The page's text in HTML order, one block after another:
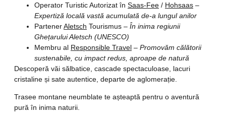
Operator Turistic Autorizat în Saas-Fee / Hohsaas –
Expertiză locală vastă acumulată de-a lungul anilor
PartenerAletsch Tourismus – În inima regiunii
Ghețarului Aletsch (UNESCO)
Membru al Responsible Travel – Promovăm călătorii
sustenabile, cu impact redus, aproape de natură
Descoperă văi sălbatice, cascade spectaculoase, lacuri
cristaline și sate autentice, departe de aglomerație.
Trasee montane neumblate te așteaptă pentru o aventură
pură în inima naturii.